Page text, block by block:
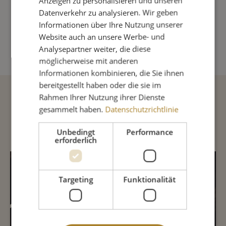
Produkt Anzahl: Gib den
IN DEN WARENKORB
Beschreibung
INHALTSSTOFFE
Datenverkehr zu analysieren. Wir geben
Informationen über Ihre Nutzung unserer
Website auch an unsere Werbe- und
Analysepartner weiter, die diese
möglicherweise mit anderen
Informationen kombinieren, die Sie ihnen
bereitgestellt haben oder die sie im
Rahmen Ihrer Nutzung ihrer Dienste
gesammelt haben. Datenschutzrichtlinie
Unbedingt
erforderlich
Performance
Targeting Funktionalität